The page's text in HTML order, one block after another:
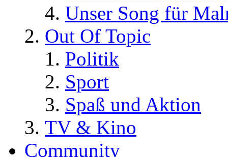
Unser Song für
Out Of Topic
Politik
Sport
Spaß und Aktion
TV & Kino
Community